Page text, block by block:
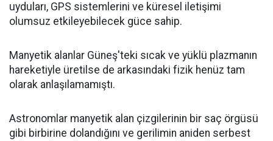
uyduları, GPS sistemlerini ve küresel iletişimi
olumsuz etkileyebilecek güce sahip.
Manyetik alanlar Güneş'teki sıcak ve yüklü plazmanın
hareketiyle üretilse de arkasındaki fizik henüz tam
olarak anlaşılamamıştı.
Astronomlar manyetik alan çizgilerinin bir saç örgüsü
gibi birbirine dolandığını ve gerilimin aniden serbest